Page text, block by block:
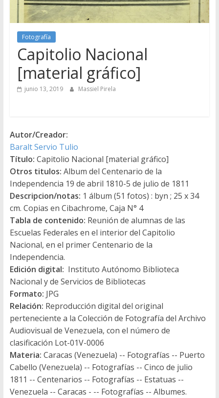
Fotografía
Capitolio Nacional
[material gráfico]
junio 13, 2019 Massiel Pirela
Autor/Creador:
Baralt Servio Tulio
Título: Capitolio Nacional [material gráfico]
Otros titulos: Album del Centenario de la
Independencia 19 de abril 1810-5 de julio de 1811
Descripcion/notas: 1 álbum (51 fotos) : byn ; 25 x 34
cm. Copias en Cibachrome, Caja N° 4
Tabla de contenido: Reunión de alumnas de las
Escuelas Federales en el interior del Capitolio
Nacional, en el primer Centenario de la
Independencia.
Edición digital: Instituto Autónomo Biblioteca
Nacional y de Servicios de Bibliotecas
Formato: JPG
Relación: Reproducción digital del original
perteneciente a la Colección de Fotografía del Archivo
Audiovisual de Venezuela, con el número de
clasificación Lot-01V-0006
Materia: Caracas (Venezuela) -- Fotografías -- Puerto
Cabello (Venezuela) -- Fotografías -- Cinco de julio
1811 -- Centenarios -- Fotografías -- Estatuas --
Venezuela -- Caracas - -- Fotografías -- Albumes.